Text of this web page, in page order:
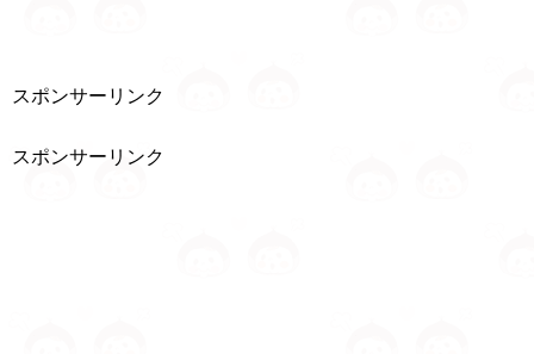
スポンサーリンク
スポンサーリンク